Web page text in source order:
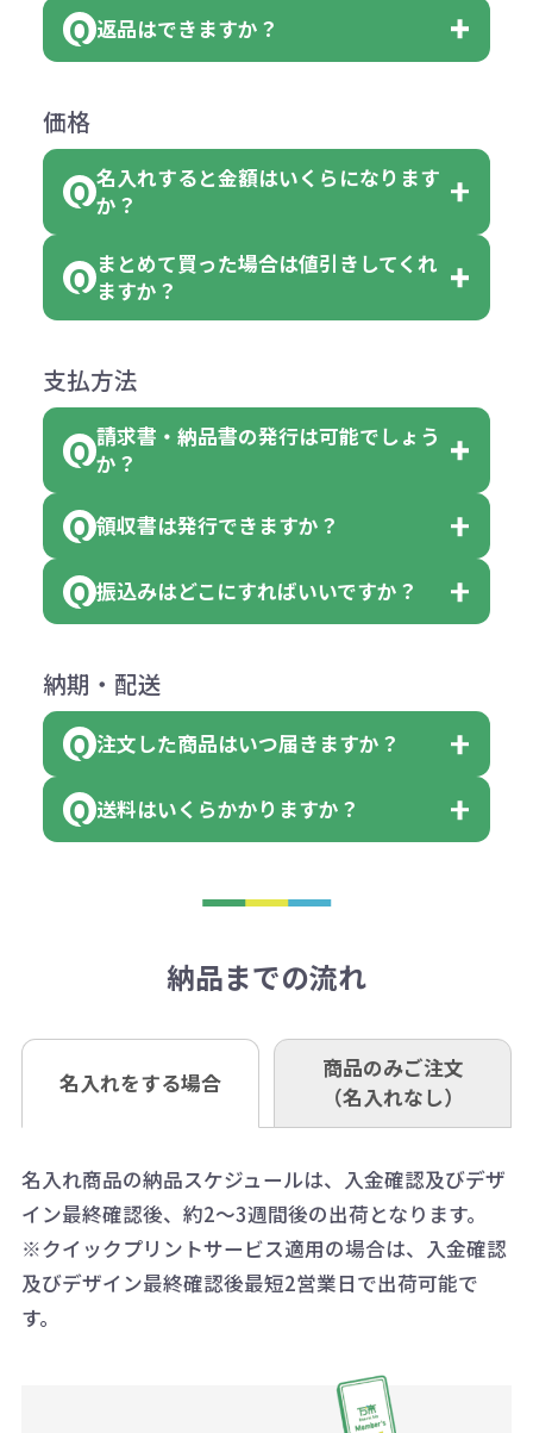
は、100個以上でしたら、何個でも
可能です。
但し、ロゴなど名入れ印刷をされる
費用）
れ等分で100個ずつ入って参ります。
（割り切れない場合は数個単位で前
色指定できる商品に付きましては商
品詳細の購入の所で色が選べるよう
になっております。
す。
い。
例えば…
クエアトート」を300個注文した場
クエアトート」は10個単位でしたら
色を指定出来るので、ピンクを100
個、ブルーを90個、イエローを110
【色指定の仕方】
に必要な個数を入力ください。
※10個単位など購入できる単位が決
はまらない数を入力すると、アラー
アラートに従って数を調整してくだ
お客様都合でのキャンセルは、制作
がございます。
ご注文の際は、十分にご確認・ご検
返品はできますか？
めご了承ください。
ただし下記の場合は承っております
●初期不良または不良品（破損、故
障）の場合
合
●名入れ、オリジナルの内容が異な
っていた場合
または返金にて対応させていただき
ます。
その際不良品については送料着払い
ください。
（商品の状態により、対応が変わる
※不良商品をご返却いただけない場
います。あらかじめご了承くださ
※不良商品は商品到着後7営業日以
お問合せ先
AM10:00～PM5:00（土・日・祝日を
除く平日）
価格
名入れすると金額はいくらになります
か？
名入れありの場合の代金の計算方法
は下記の通りです。
計算例：
＜1色印刷の場合＞
（提供価格（商品代）+名入れ費用
（印刷代））×枚数+製版代
（提供価格（商品代）+名入れ費用
×色数
※例えば2色印刷の場合には、名入
れ費用が2倍、製版代が2倍必要で
す。
相談下さい。
なお、印刷代はボリュームディスカ
同じ版で多くの数量を印刷すると、1
個当たりの印刷代単価がお安くなり
一方、数量が少なく一定数に満たな
い場合は、単価計算ではなく、印刷
代の基本料金を一式頂戴する場合が
商品や印刷方法によって異なります
ので、予めご了承ください。
まとめて買った場合は値引きしてくれ
ますか？
商品によりますが、お見積もりさせ
ていただきます。
見積もりサポートから個別でお問い
支払方法
請求書・納品書の発行は可能でしょう
か？
会員様はマイページより各種帳票の
ダウンロードが可能です。
詳しくはこちらはご確認ください。
領収書のダウンロード
領収書は発行できますか？
会員様はマイページより各種帳票の
詳しくはこちらはご確認ください。
領収書のダウンロード
振込みはどこにすればいいですか？
下記口座にお願いします。
■三菱UFJ銀行
小田井支店（おたいしてん）
■ゆうちょ銀行（振替口座）
口座名 株式会社モノベーション
※振り込み手数料はお客さま負担と
なりますのでご注意ください。
納期・配送
注文した商品はいつ届きますか？
既製品の場合、ご入金確認後3営業
ご入金確認後約3週間となります。
定しているものもあります。
あれば、午前中までにご注文とご入
金いただければ翌日着でお送りする
お急ぎの場合、ご相談ください。最
大限努力いたします。
送料はいくらかかりますか？
き別途申し受けます。
も複数ヶ所への納品の場合、別途送
料頂戴する場合がございます。
詳細はこちらご確認ください。
配送について
納品までの流れ
名入れをする場合
商品のみご注文
（名入れなし）
名入れ商品の納品スケジュールは、入金確認及びデザ
イン最終確認後、約2～3週間後の出荷となります。
※クイックプリントサービス適用の場合は、入金確認
及びデザイン最終確認後最短2営業日で出荷可能で
す。